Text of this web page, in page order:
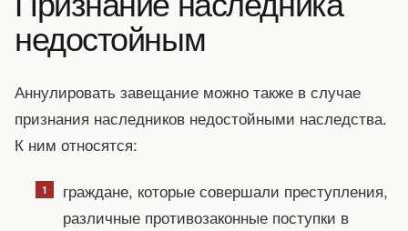
недостойным
Аннулировать завещание можно также в случае
признания наследников недостойными наследства.
К ним относятся:
граждане, которые совершали преступления,
различные противозаконные поступки в